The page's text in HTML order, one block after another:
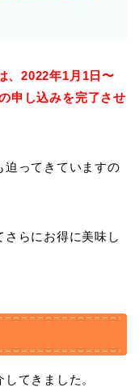
、2022年1月1日〜
申し込みを完了させ
迫ってきていますの
らにお得に美味し
てきました。